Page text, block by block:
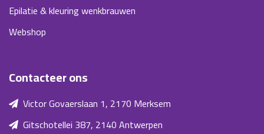
Epilatie & kleuring wenkbrauwen
Webshop
Contacteer ons
Victor Govaerslaan 1, 2170 Merksem
Gitschotellei 387, 2140 Antwerpen